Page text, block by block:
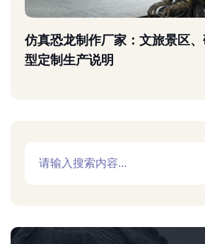
仿真恐龙制作厂家：文旅景区
型定制生产说明